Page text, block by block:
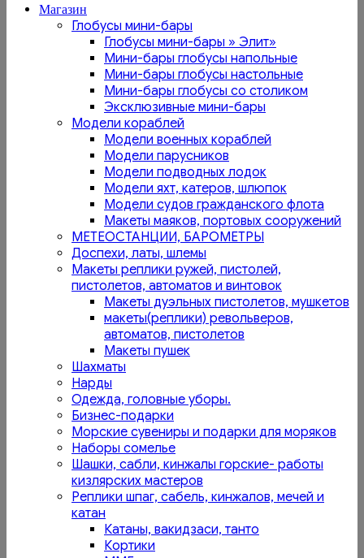
Магазин
Глобусы мини-бары
Глобусы мини-бары » Элит»
Мини-бары глобусы напольные
Мини-бары глобусы настольные
Мини-бары глобусы со столиком
Эксклюзивные мини-бары
Модели кораблей
Модели военных кораблей
Модели парусников
Модели подводных лодок
Модели яхт, катеров, шлюпок
Модели судов гражданского флота
Макеты маяков, портовых сооружений
МЕТЕОСТАНЦИИ, БАРОМЕТРЫ
Доспехи, латы, шлемы
Макеты реплики ружей, пистолей,
пистолетов, автоматов и винтовок
Макеты дуэльных пистолетов, мушкетов
макеты(реплики) револьверов,
автоматов, пистолетов
Макеты пушек
Шахматы
Нарды
Одежда, головные уборы.
Бизнес-подарки
Морские сувениры и подарки для моряков
Наборы сомелье
Шашки, сабли, кинжалы горские- работы
кизлярских мастеров
Реплики шпаг, сабель, кинжалов, мечей и
катан
Катаны, вакидзаси, танто
Кортики